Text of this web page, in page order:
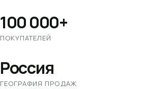
100 000+
ПОКУПАТЕЛЕЙ
Россия
ГЕОГРАФИЯ ПРОДАЖ